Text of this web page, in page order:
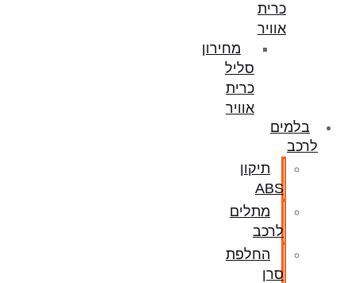
כרית
אוויר
מחירון
סליל
כרית
אוויר
בלמים
לרכב
תיקון
ABS
מתלים
לרכב
החלפת
סרן